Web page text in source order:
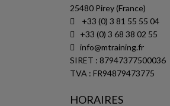
25480 Pirey (France)
+33 (0) 3 81 55 55 04
+33 (0) 3 68 38 02 55
info@mtraining.fr
SIRET : 87947377500036
TVA : FR94879473775
HORAIRES